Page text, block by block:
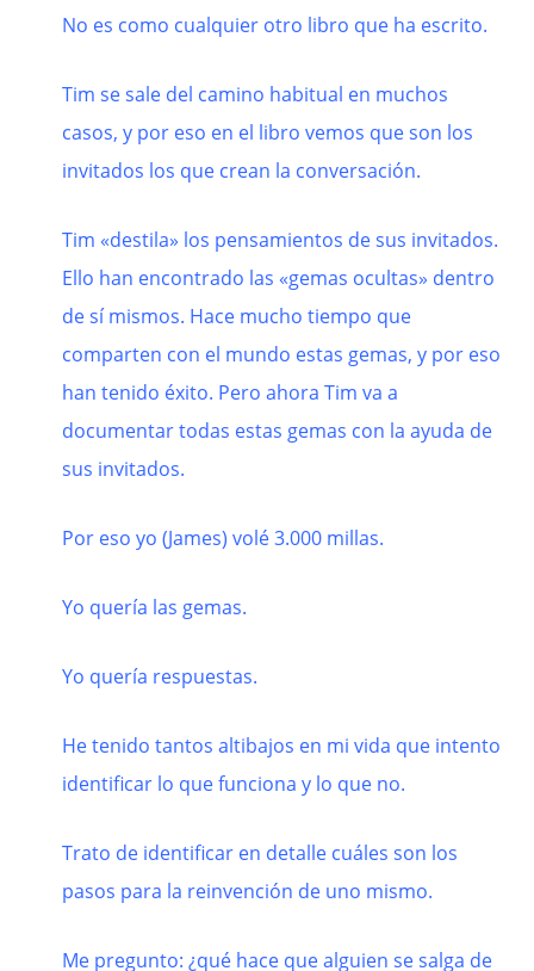
No es como cualquier otro libro que ha escrito.
Tim se sale del camino habitual en muchos
casos, y por eso en el libro vemos que son los
invitados los que crean la conversación.
Tim «destila» los pensamientos de sus invitados.
Ello han encontrado las «gemas ocultas» dentro
de sí mismos. Hace mucho tiempo que
comparten con el mundo estas gemas, y por eso
han tenido éxito. Pero ahora Tim va a
documentar todas estas gemas con la ayuda de
sus invitados.
Por eso yo (James) volé 3.000 millas.
Yo quería las gemas.
Yo quería respuestas.
He tenido tantos altibajos en mi vida que intento
identificar lo que funciona y lo que no.
Trato de identificar en detalle cuáles son los
pasos para la reinvención de uno mismo.
Me pregunto: ¿qué hace que alguien se salga de